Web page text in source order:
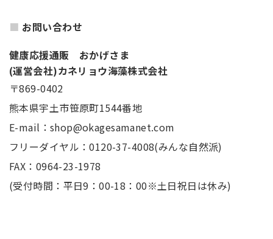
お問い合わせ
健康応援通販 おかげさま
(運営会社)カネリョウ海藻株式会社
〒869-0402
熊本県宇土市笹原町1544番地
E-mail：shop@okagesamanet.com
フリーダイヤル：0120-37-4008(みんな自然派)
FAX：0964-23-1978
(受付時間：平日9：00-18：00※土日祝日は休み)